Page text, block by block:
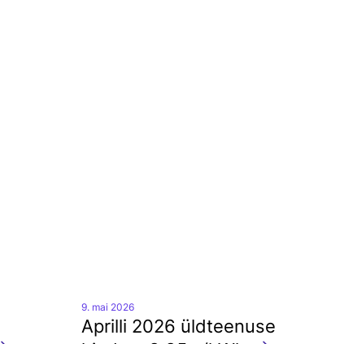
9. mai 2026
Aprilli 2026 üldteenuse